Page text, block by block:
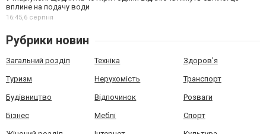
вплине на подачу води
16:45,6 серпня
Рубрики новин
Загальний розділ Техніка Здоров'я
Туризм Нерухомість Транспорт
Будівництво Відпочинок Розваги
Бізнес Меблі Спорт